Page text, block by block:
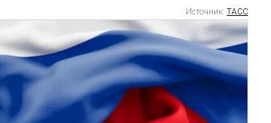
Источник: ТАСС